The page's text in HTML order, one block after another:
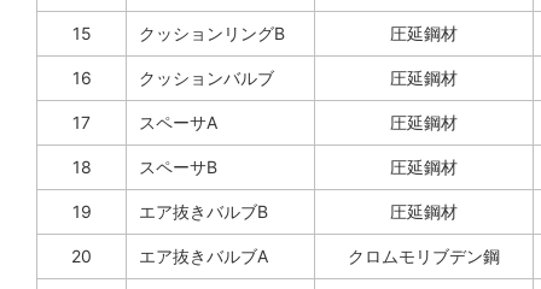
15 クッションリングB 圧延鋼材
16 クッションバルブ 圧延鋼材
17 スペーサA 圧延鋼材
18 スペーサB 圧延鋼材
19 エア抜きバルブB 圧延鋼材
20 エア抜きバルブA クロムモリブデン鋼